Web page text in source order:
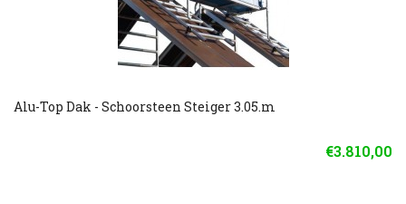
Alu-Top Dak - Schoorsteen Steiger 3.05.m
€3.810,00